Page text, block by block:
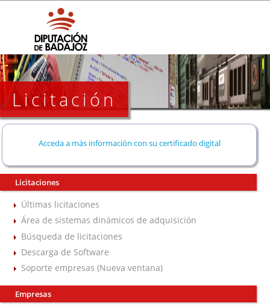
Licitación
Acceda a más información con su certificado digital
Licitaciones
Últimas licitaciones
Área de sistemas dinámicos de adquisición
Búsqueda de licitaciones
Descarga de Software
Soporte empresas (Nueva ventana)
Empresas